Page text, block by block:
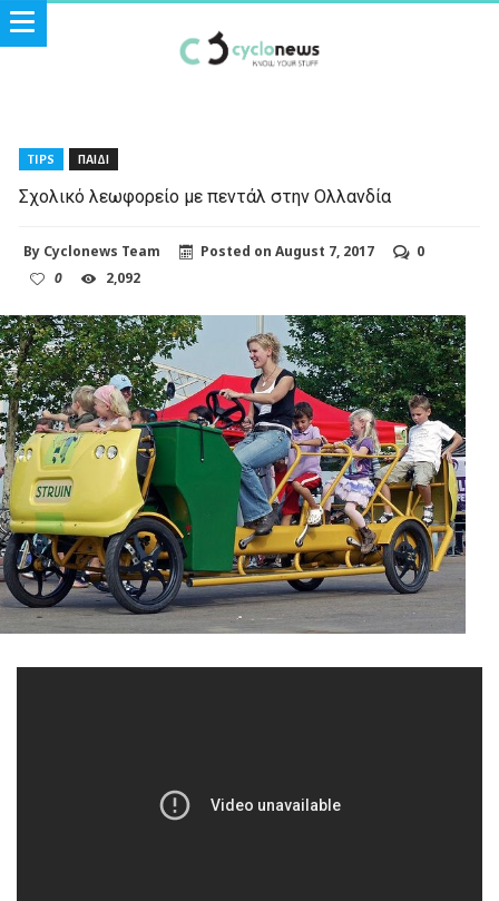
TIPS ΠΑΙΔΙ
Σχολικό λεωφορείο με πεντάλ στην Ολλανδία
By Cyclonews Team Posted onAugust 7, 2017
0
0
2,092